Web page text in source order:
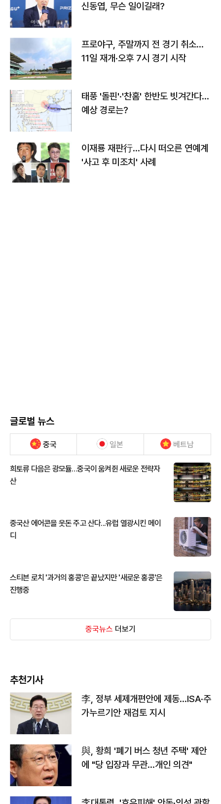
신동엽, 무슨 일이길래?
프로야구, 주말까지 전 경기 취소…
11일 재개·오후 7시 경기 시작
태풍 '돌핀'·'찬홈' 한반도 빗겨간다…
예상 경로는?
이재룡 재판行…다시 떠오른 연예계
'사고 후 미조치' 사례
글로벌 뉴스
중국 일본 베트남
희토류 다음은 광모듈…중국이 움켜쥔 새로운 전략자
산
중국산 에어콘을 웃돈 주고 산다...유럽 열광시킨 메이
디
스티븐 로치 '과거의 홍콩'은 끝났지만 '새로운 홍콩'은
진행중
중국뉴스 더보기
추천기사
李, 정부 세제개편안에 제동…ISA·주
가누르기안 재검토 지시
與, 황희 '폐기 버스 청년 주택' 제안
에 "당 입장과 무관…개인 의견"